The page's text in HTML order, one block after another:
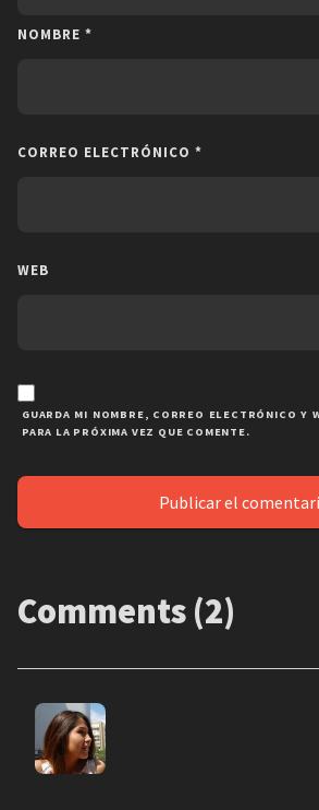
NOMBRE *
CORREO ELECTRÓNICO *
WEB
GUARDA MI NOMBRE, CORREO ELECTRÓNICO Y
PARA LA PRÓXIMA VEZ QUE COMENTE.
Comments (2)